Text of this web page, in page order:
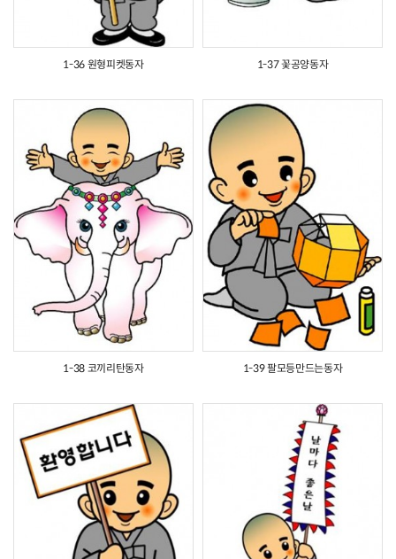
1-36 원형피켓동자 1-37 꽃공양동자
1-38 코끼리탄동자 1-39 팔모등만드는동자